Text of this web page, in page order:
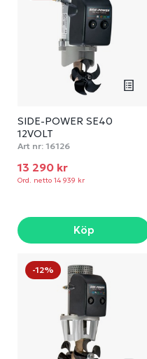
SIDE-POWER SE40
12VOLT
Art nr: 16126
13 290 kr
Ord. netto 14 939 kr
Köp
-12%